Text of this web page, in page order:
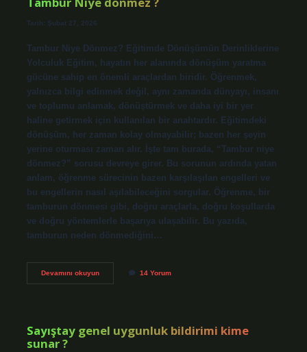
Tarih: Şubat 27, 2026
Tambur Niye Dönmez? Eğitimde Dönüşümün Derinliklerine
Yolculuk Eğitim, hayatın her alanında dönüşüm yaratma
gücüne sahip en önemli araçlardan biridir. Öğrenmek,
yalnızca bilgi edinmek değil, aynı zamanda dünyayı, insanı
ve toplumu anlamak, dönüştürmek ve daha iyi bir yer
haline getirmek için kullanılan bir anahtardır. Eğitimdeki
dönüşüm, her zaman kolay olmayabilir; bazen her şeyin
yerine oturması zaman alır. İşte tam burada, “Tambur niye
dönmez?” sorusu devreye girer. Bu sorunun ardında yatan
anlam, öğrenme sürecinin bazen karşılaşılan engelleri ve
bu engellerin nasıl aşılabileceğini sorgular. Öğrenme, bir
tamburun dönmesi gibi, doğru araçlarla, doğru koşullarda
ve doğru yöntemlerle başarıya ulaşabilir. Bu yazıda,
tamburun neden dönmediğini…
Devamını okuyunTambur
14 Yorum
Sayıştay genel uygunluk bildirimi kime
sunar ?